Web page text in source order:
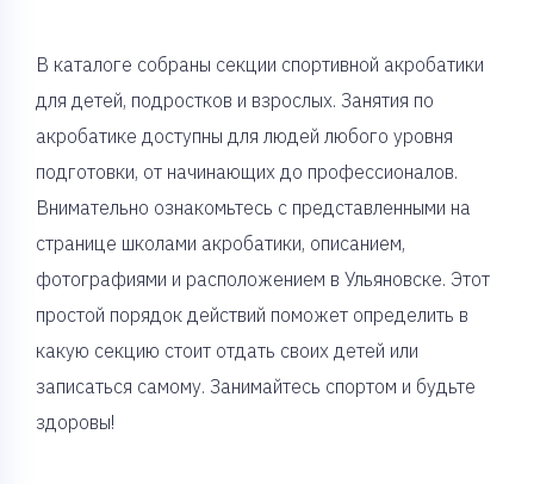
В каталоге собраны секции спортивной акробатики
для детей, подростков и взрослых. Занятия по
акробатике доступны для людей любого уровня
подготовки, от начинающих до профессионалов.
Внимательно ознакомьтесь с представленными на
странице школами акробатики, описанием,
фотографиями и расположением в Ульяновске. Этот
простой порядок действий поможет определить в
какую секцию стоит отдать своих детей или
записаться самому. Занимайтесь спортом и будьте
здоровы!